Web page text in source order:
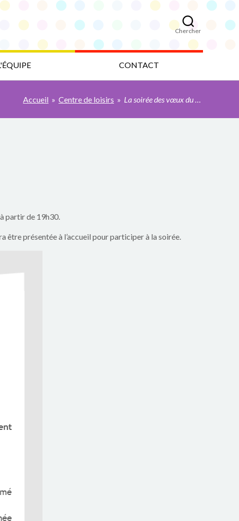
Chercher
CONTACT
Accueil » Centre de loisirs »
partir de 19h30.
être présentée à l’accueil pour participer à la soirée.